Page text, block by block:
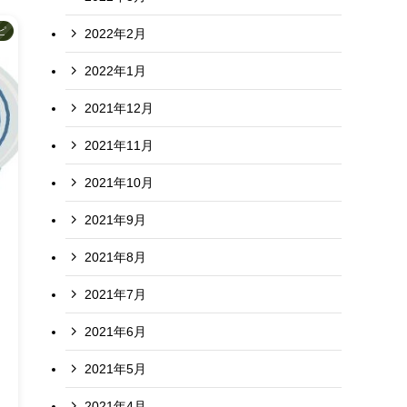
2022年2月
2022年1月
2021年12月
2021年11月
2021年10月
2021年9月
2021年8月
2021年7月
2021年6月
2021年5月